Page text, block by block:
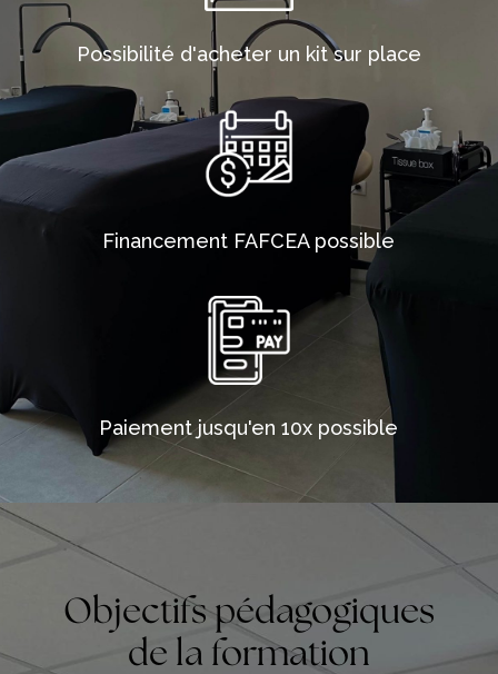
Possibilité d'acheter un kit sur place
Financement FAFCEA possible
Paiement jusqu'en 10x possible
Objectifs pédagogiques
de la formation